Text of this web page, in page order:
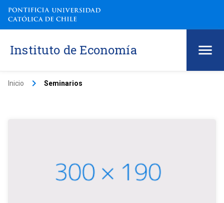
Instituto de Economía
Inicio keyboard_arrow_right Seminarios